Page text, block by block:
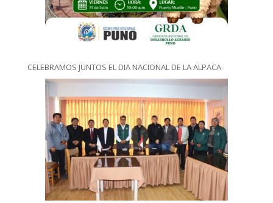
CELEBRAMOS JUNTOS EL DIA NACIONAL DE LA ALPACA